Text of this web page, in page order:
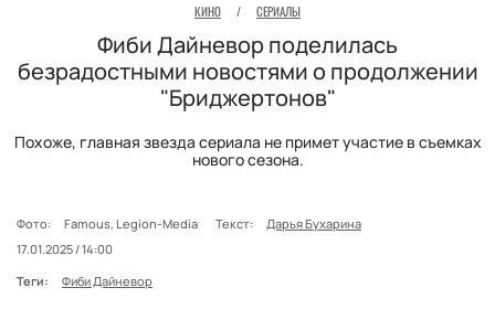
КИНО / СЕРИАЛЫ
Фиби Дайневор поделилась
безрадостными новостями о продолжении
"Бриджертонов"
Похоже, главная звезда сериала не примет участие в съемках
нового сезона.
Фото: Famous, Legion-Media Текст:
Дарья Бухарина
17.01.2025 / 14:00
Теги:
Фиби Дайневор